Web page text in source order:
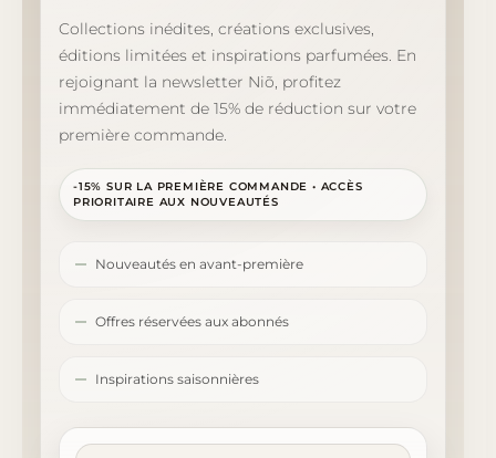
Collections inédites, créations exclusives,
éditions limitées et inspirations parfumées. En
rejoignant la newsletter Niõ, profitez
immédiatement de 15% de réduction sur votre
première commande.
-15% SUR LA PREMIÈRE COMMANDE • ACCÈS
PRIORITAIRE AUX NOUVEAUTÉS
Nouveautés en avant-première
Offres réservées aux abonnés
Inspirations saisonnières